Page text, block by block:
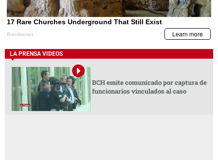
LA PRENSA VIDEOS
BCH emite comunicado por captura de
funcionarios vinculados al caso